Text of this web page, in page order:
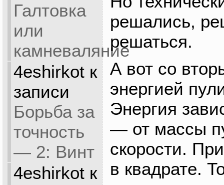
Галтовка
или
камневаляние
4eshirkotк
записи
Борьба за
точность
— 2: Винт
4eshirkotк
решались,
решаться.
А вот со
энергией
Энергия
— от массы
скорости.
в квадрате.